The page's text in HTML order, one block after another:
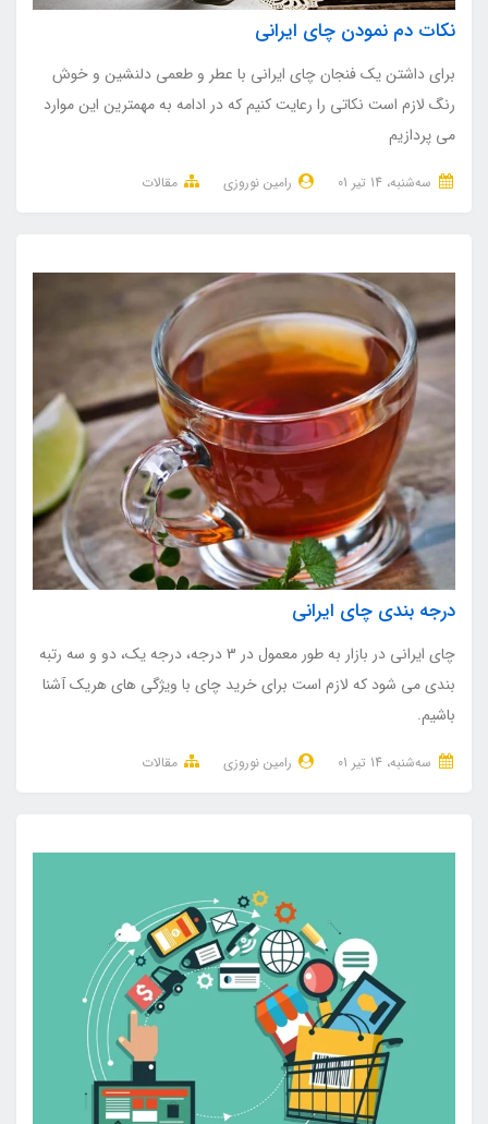
نکات دم نمودن چای ایرانی
برای داشتن یک فنجان چای ایرانی با عطر و طعمی دلنشین و خوش
رنگ لازم است نکاتی را رعایت کنیم که در ادامه به مهمترین این موارد
می پردازیم
ﺳﻪشنبه، 14 تير 01 رامین نوروزی مقالات
درجه بندی چای ایرانی
چای ایرانی در بازار به طور معمول در 3 درجه، درجه یک، دو و سه رتبه
بندی می شود که لازم است برای خرید چای با ویژگی های هریک آشنا
باشیم.
ﺳﻪشنبه، 14 تير 01 رامین نوروزی مقالات